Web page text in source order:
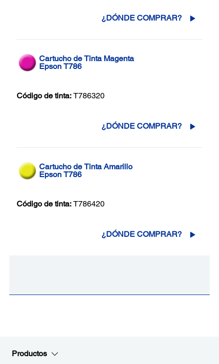
¿DÓNDE COMPRAR?
Cartucho de Tinta Magenta
Epson T786
Código de tinta: T786320
¿DÓNDE COMPRAR?
Cartucho de Tinta Amarillo
Epson T786
Código de tinta: T786420
¿DÓNDE COMPRAR?
Productos